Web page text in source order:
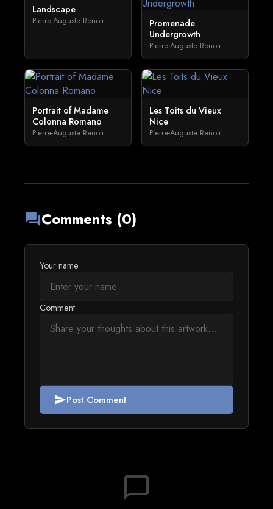
Landscape
Pierre-Auguste Renoir
Promenade
Undergrowth
Pierre-Auguste Renoir
Portrait of Madame
Colonna Romano
Pierre-Auguste Renoir
Les Toits du Vieux
Nice
Pierre-Auguste Renoir
forumComments (0)
Your name
Comment
sendPost Comment
chat_bubble_outline